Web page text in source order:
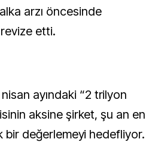
arzı öncesinde
etti.
ayındaki “2 trilyon
aksine şirket, şu an en
bir değerlemeyi hedefliyor.